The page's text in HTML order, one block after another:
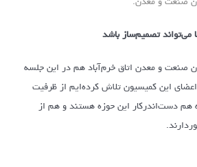
می‌تواند تصمیم‌ساز باشد
صنعت و معدن اتاق خرم‌آباد هم در این جلسه
این کمیسیون تلاش کرده‌ایم از ظرفیت
هم دست‌اندرکار این حوزه هستند و هم از